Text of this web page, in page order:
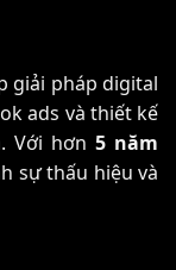
giải pháp digital
ads và thiết kế
Với hơn 5 năm
sự thấu hiệu và